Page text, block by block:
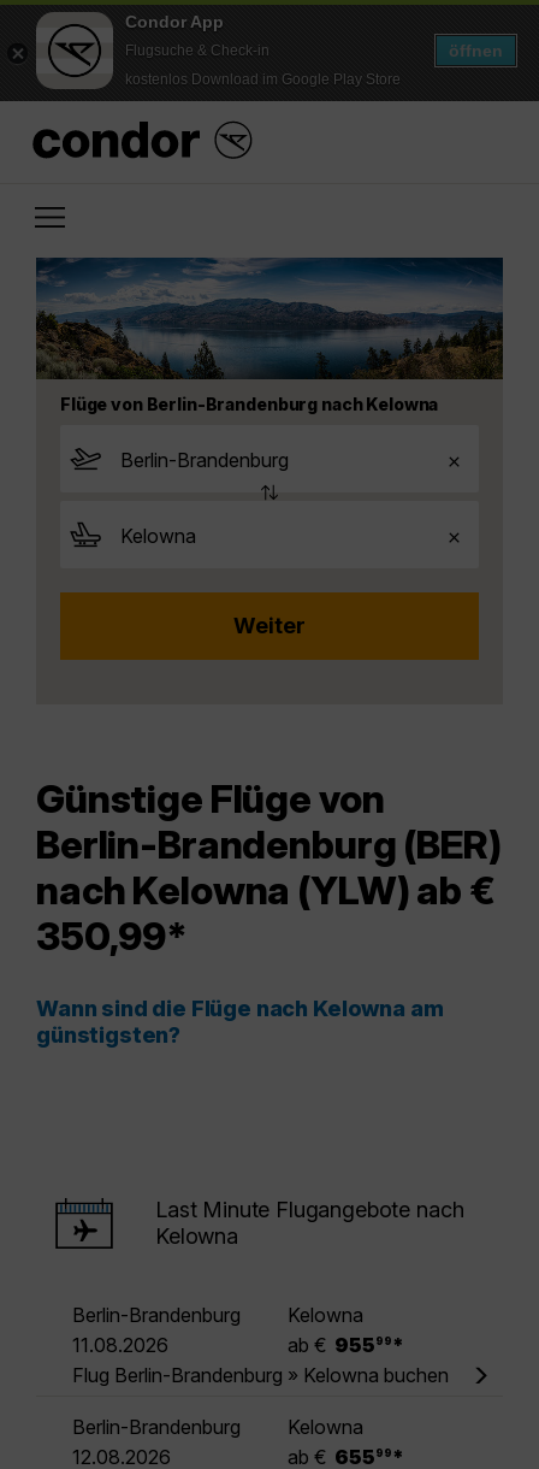
Condor App
Flugsuche & Check-in
kostenlos Download im Google Play Store
öffnen
Flüge von Berlin-Brandenburg nach Kelowna
Günstige Flüge von
Berlin-Brandenburg (BER)
nach Kelowna (YLW) ab €
350,99*
Wann sind die Flüge nach Kelowna am
günstigsten?
Last Minute Flugangebote nach
Kelowna
Berlin-Brandenburg
Kelowna
11.08.2026
ab € 955 99 *
Flug Berlin-Brandenburg » Kelowna buchen
Berlin-Brandenburg
Kelowna
12.08.2026
ab € 655 99 *